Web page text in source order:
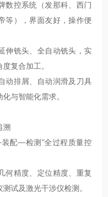
数控系统（发那科、西门
等），界面友好，操作便
伸铣头、全自动铣头，实
复合加工。
动排屑、自动润滑及刀具
与智能化需求。
溯
配—检测"全过程质量控
何精度、定位精度、重复
试及激光干涉仪检测。